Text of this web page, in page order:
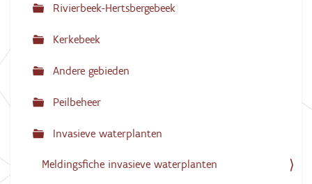
Rivierbeek-Hertsbergebeek
Kerkebeek
Andere gebieden
Peilbeheer
Invasieve waterplanten
Meldingsfiche invasieve waterplanten